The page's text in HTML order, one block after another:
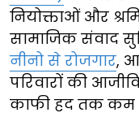
नियोक्ताओं और
सामाजिक संवाद
नीनो से रोजगार,
परिवारों की
काफी हद तक कम